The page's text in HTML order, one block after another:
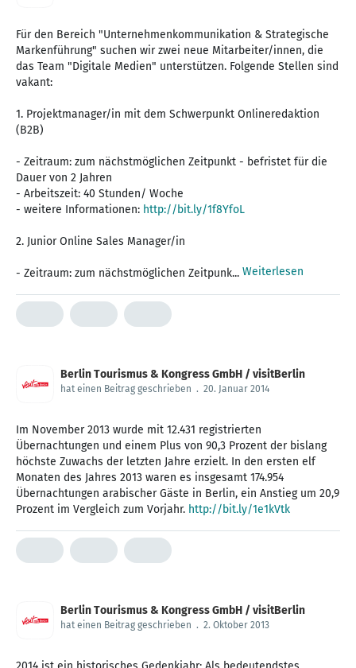
Für den Bereich "Unternehmenkommunikation & Strategische
Markenführung" suchen wir zwei neue Mitarbeiter/innen, die
das Team "Digitale Medien" unterstützen. Folgende Stellen sind
vakant:
1. Projektmanager/in mit dem Schwerpunkt Onlineredaktion
(B2B)
- Zeitraum: zum nächstmöglichen Zeitpunkt - befristet für die
Dauer von 2 Jahren
- Arbeitszeit: 40 Stunden/ Woche
- weitere Informationen: http://bit.ly/1f8YfoL
2. Junior Online Sales Manager/in
- Zeitraum: zum nächstmöglichen Zeitpunk... Weiterlesen
Berlin Tourismus & Kongress GmbH / visitBerlin
hat einen Beitrag geschrieben . 20. Januar 2014
Im November 2013 wurde mit 12.431 registrierten
Übernachtungen und einem Plus von 90,3 Prozent der bislang
höchste Zuwachs der letzten Jahre erzielt. In den ersten elf
Monaten des Jahres 2013 waren es insgesamt 174.954
Übernachtungen arabischer Gäste in Berlin, ein Anstieg um 20,9
Prozent im Vergleich zum Vorjahr. http://bit.ly/1e1kVtk
Berlin Tourismus & Kongress GmbH / visitBerlin
hat einen Beitrag geschrieben . 2. Oktober 2013